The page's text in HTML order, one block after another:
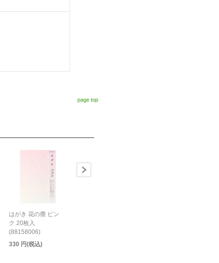
page top
はがき 花の塵 ピン
ク 20枚入
(88158006)
330 円(税込)